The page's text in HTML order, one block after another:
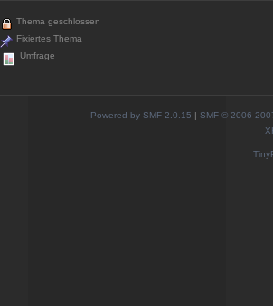
Thema geschlossen
Fixiertes Thema
Umfrage
Powered by SMF 2.0.15 | SMF © 2006-